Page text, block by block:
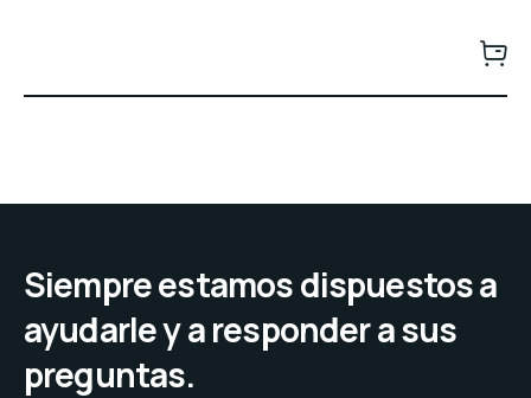
Siempre estamos dispuestos a
ayudarle y a responder a sus
preguntas.